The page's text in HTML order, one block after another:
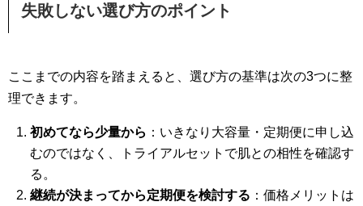
失敗しない選び方のポイント
ここまでの内容を踏まえると、選び方の基準は次の3つに整
理できます。
初めてなら少量から ：いきなり大容量・定期便に申し込
むのではなく、トライアルセットで肌との相性を確認す
る。
継続が決まってから定期便を検討する ：価格メリットは